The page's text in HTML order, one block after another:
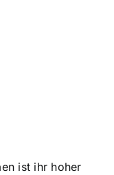
ist ihr hoher